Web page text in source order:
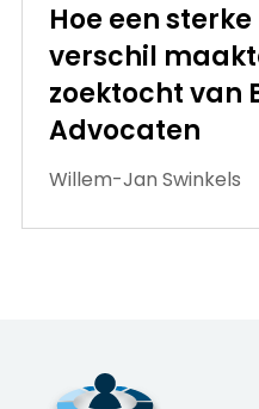
Hoe een
verschil
zoektocht van
Advocaten
Willem-Jan Swinkels